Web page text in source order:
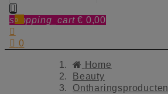

shopping_cart € 0,00
0

 0
Home
Beauty
Ontharingsproducten